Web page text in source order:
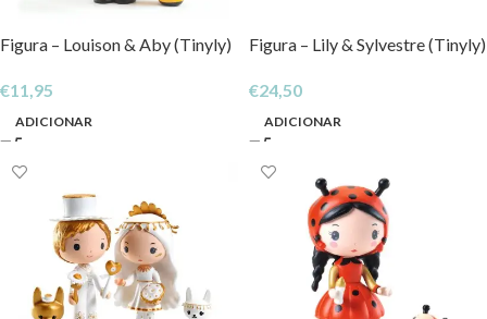
Figura – Louison & Aby (Tinyly)
€11,95
ADICIONAR
Figura – Lily & Sylvestre (Tinyly)
€24,50
ADICIONAR